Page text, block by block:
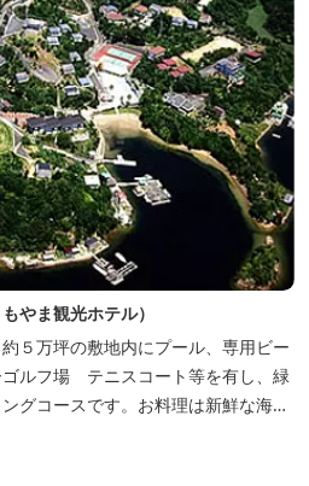
やま観光ホテル）
５万坪の敷地内にプール、専用ビー
ルフ場 テニスコート等を有し、緑
グコースです。お料理は新鮮な海の
、活造会席、伊勢海老残酷鍋会席、
方に好評です。夏には野外バーベキ